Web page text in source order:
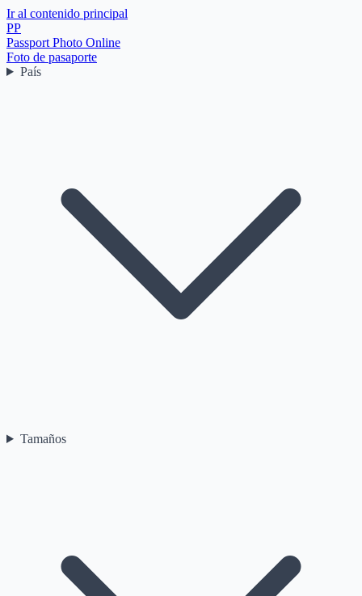
Ir al contenido principal
PP
Passport Photo Online
Foto de pasaporte
País
Tamaños